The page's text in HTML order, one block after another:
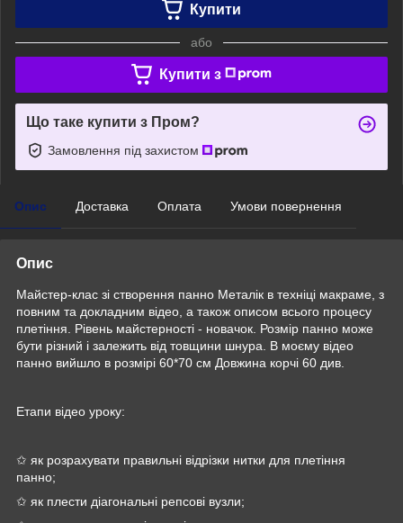
Купити
або
Купити з
Що таке купити з Пром?
Замовлення під захистом
Опис Доставка Оплата Умови повернення
Опис
Майстер-клас зі створення панно Металік в техніці макраме, з
повним та докладним відео, а також описом всього процесу
плетіння. Рівень майстерності - новачок. Розмір панно може
бути різний і залежить від товщини шнура. В моєму відео
панно вийшло в розмірі 60*70 см Довжина корчі 60 див.
Етапи відео уроку:
✩ як розрахувати правильні відрізки нитки для плетіння
панно;
✩ як плести діагональні репсові вузли;